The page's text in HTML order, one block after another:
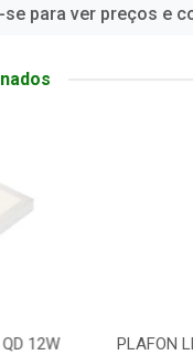
se para ver preços e
12W
PLAFON